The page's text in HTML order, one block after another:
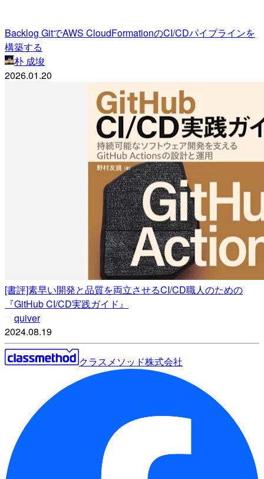
Backlog GitでAWS CloudFormationのCI/CDパイプラインを
構築する
朴 成埈
2026.01.20
[書評]素早い開発と品質を両立させるCI/CD職人のための
『GitHub CI/CD実践ガイド』
quiver
2024.08.19
クラスメソッド株式会社